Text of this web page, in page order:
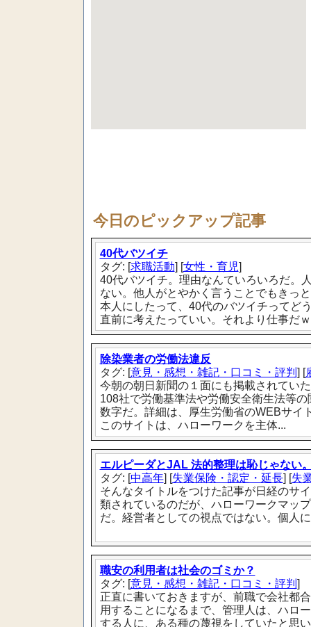
今日のピックアップ記事
40代バツイチ
タグ: [求職活動] [女性・育児]
40代バツイチ。理由なんていろいろだ。
ない。他人がとやかく言うことでもきっ
本人にしたって、40代のバツイチってど
直前に考えたっていい。それより仕事だ
除染業者の労働法違反
タグ: [意見・感想・雑記・口コミ・評判 ] [
今朝の朝日新聞の１面にも掲載されてい
108社で労働基準法や労働安全衛生法等
数字だ。詳細は、厚生労働省のWEBサイ
このサイトは、ハローワークを主体...
エルピーダとJAL 法的整理は恥じゃない
タグ: [中高年] [失業保険・認定・延長] [失
そんなタイトルをつけた記事が日経のサ
類されているのだが、ハローワークマッ
だ。経営者としての視点ではない。個人
職安の利用者は社会のゴミか？
タグ: [意見・感想・雑記・口コミ・評判 ]
正直に書いておきますが、前職で会社都
用することになるまで、管理人は、ハロ
する人に、ある種の蔑視をしていたと思